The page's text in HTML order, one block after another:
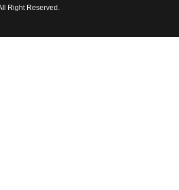
Right Reserved.